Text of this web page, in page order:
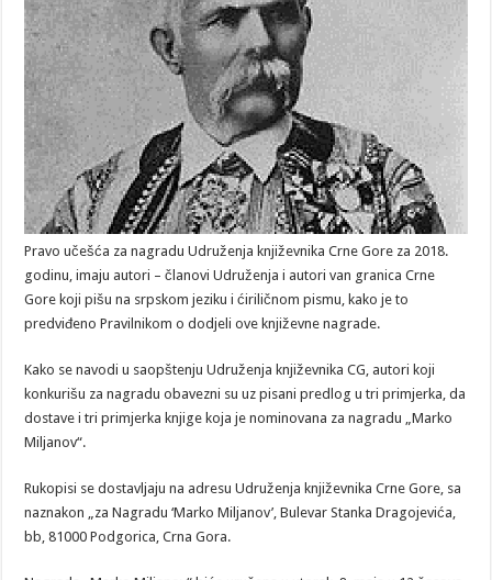
Pravo učešća za nagradu Udruženja književnika Crne Gore za 2018.
godinu, imaju autori – članovi Udruženja i autori van granica Crne
Gore koji pišu na srpskom jeziku i ćiriličnom pismu, kako je to
predviđeno Pravilnikom o dodjeli ove književne nagrade.
Kako se navodi u saopštenju Udruženja književnika CG, autori koji
konkurišu za nagradu obavezni su uz pisani predlog u tri primjerka, da
dostave i tri primjerka knjige koja je nominovana za nagradu „Marko
Miljanov“.
Rukopisi se dostavljaju na adresu Udruženja književnika Crne Gore, sa
naznakon „za Nagradu ‘Marko Miljanov’, Bulevar Stanka Dragojevića,
bb, 81000 Podgorica, Crna Gora.